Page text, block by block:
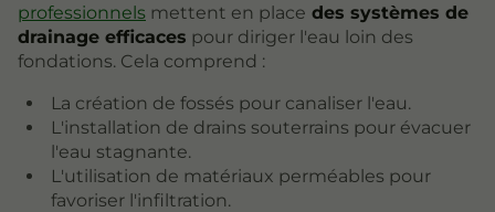
professionnels mettent en place des systèmes de
drainage efficaces pour diriger l'eau loin des
fondations. Cela comprend :
La création de fossés pour canaliser l'eau.
L'installation de drains souterrains pour évacuer
l'eau stagnante.
L'utilisation de matériaux perméables pour
favoriser l'infiltration.